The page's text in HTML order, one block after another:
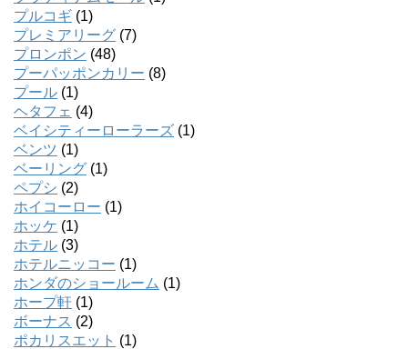
プルコギ (1)
プレミアリーグ (7)
プロンポン (48)
プーパッポンカリー (8)
プール (1)
ヘタフェ (4)
ベイシティーローラーズ (1)
ベンツ (1)
ベーリング (1)
ペプシ (2)
ホイコーロー (1)
ホッケ (1)
ホテル (3)
ホテルニッコー (1)
ホンダのショールーム (1)
ホープ軒 (1)
ボーナス (2)
ポカリスエット (1)